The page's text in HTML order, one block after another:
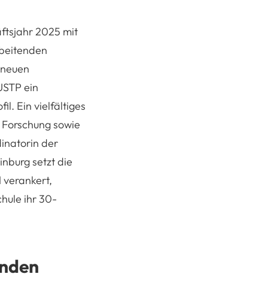
2025 mit
ein
Ein vielfältiges
sowie
der
setzt die
verankert,
ihr 30-